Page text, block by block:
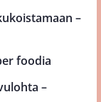
–
foodia
–